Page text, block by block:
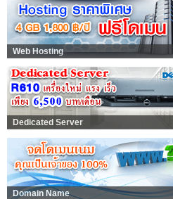
Web Hosting
Dedicated Server
Domain Name